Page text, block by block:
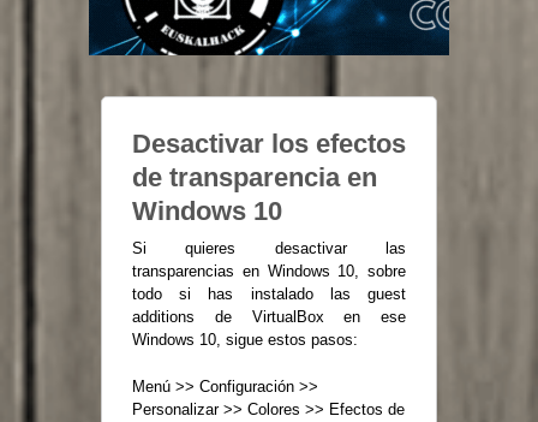
Desactivar los efectos
de transparencia en
Windows 10
Si quieres desactivar las
transparencias en Windows 10, sobre
todo si has instalado las guest
additions de VirtualBox en ese
Windows 10, sigue estos pasos:
Menú >> Configuración >>
Personalizar >> Colores >> Efectos de